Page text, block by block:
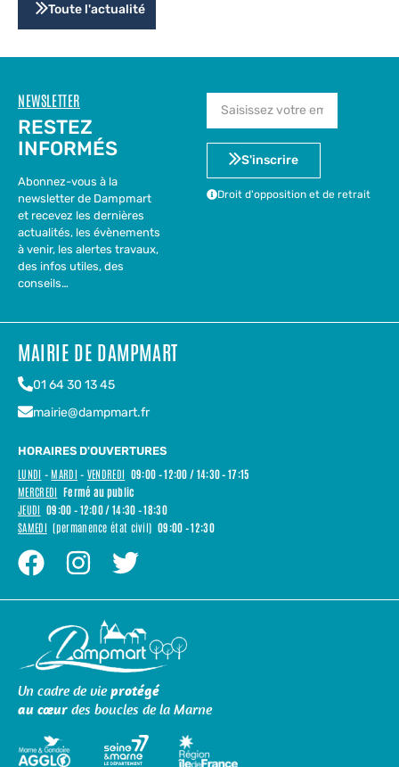
Toute l'actualité
NEWSLETTER
RESTEZ
INFORMÉS
Abonnez-vous à la
newsletter de Dampmart
et recevez les dernières
actualités, les évènements
à venir, les alertes travaux,
des infos utiles, des
conseils…
S'inscrire
Droit d'opposition et de retrait
MAIRIE DE DAMPMART
01 64 30 13 45
mairie@dampmart.fr
HORAIRES D'OUVERTURES
LUNDI –MARDI – VENDREDI 09:00 – 12:00 / 14:30 – 17:15
MERCREDI Fermé au public
JEUDI 09:00 – 12:00 / 14:30 – 18:30
SAMEDI (permanence état civil) 09:00 – 12:30
Un cadre de vieprotégé
au cœur des boucles de la Marne